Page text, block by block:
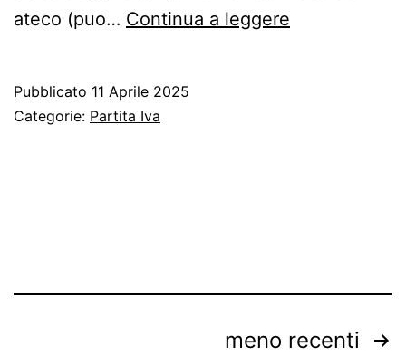
ateco (puo… Continua a leggere
Pubblicato 11 Aprile 2025
Categorie: Partita Iva
meno recenti